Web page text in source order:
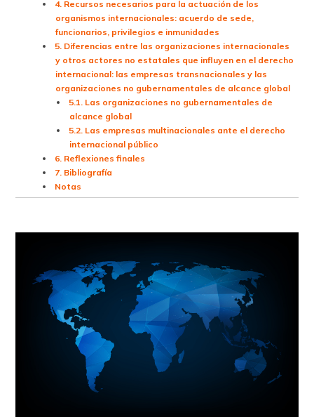
4. Recursos necesarios para la actuación de los
organismos internacionales: acuerdo de sede,
funcionarios, privilegios e inmunidades
5. Diferencias entre las organizaciones internacionales
y otros actores no estatales que influyen en el derecho
internacional: las empresas transnacionales y las
organizaciones no gubernamentales de alcance global
5.1. Las organizaciones no gubernamentales de
alcance global
5.2. Las empresas multinacionales ante el derecho
internacional público
6. Reflexiones finales
7. Bibliografía
Notas